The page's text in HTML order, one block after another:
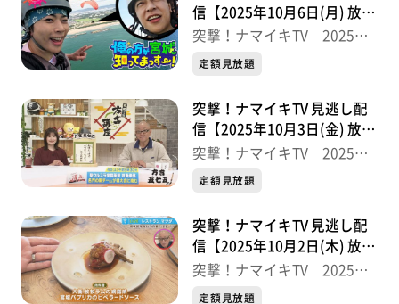
信【2025年10月6日(月) 放送
分】
突撃！ナマイキTV 2025後
半
定額見放題
突撃！ナマイキTV 見逃し配
信【2025年10月3日(金) 放送
分】
突撃！ナマイキTV 2025後
半
定額見放題
突撃！ナマイキTV 見逃し配
信【2025年10月2日(木) 放送
分】
突撃！ナマイキTV 2025後
半
定額見放題